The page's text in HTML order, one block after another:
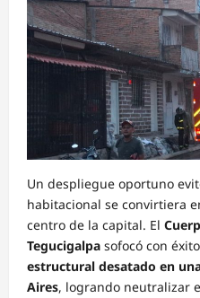
Un despliegue oportuno
habitacional se convirtiera
centro de la capital. El
Tegucigalpa sofocó con
estructural desatado en
Aires, logrando neutralizar